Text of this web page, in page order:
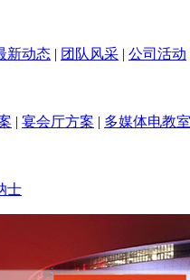
新动态 | 团队风采 | 公司活动
| 宴会厅方案 | 多媒体电教室
士